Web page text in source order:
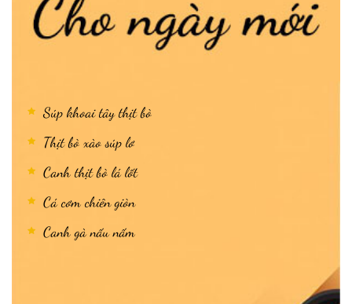
Súp khoai tây thịt bò
Thịt bò xào súp lơ
Canh thịt bò lá lốt
Cá cơm chiên giòn
Canh gà nấu nấm